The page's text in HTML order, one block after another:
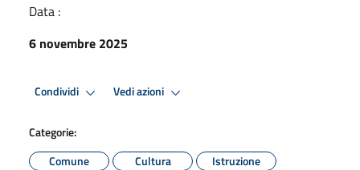
Data :
6 novembre 2025
Condividi Vedi azioni
Categorie:
Comune
Cultura
Istruzione